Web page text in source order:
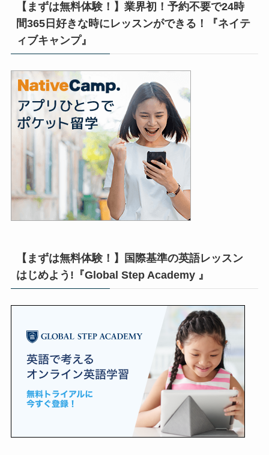
【まずは無料体験！】業界初！予約不要で24時
間365日好きな時にレッスンができる！『ネイテ
ィブキャンプ』
【まずは無料体験！】国際基準の英語レッスン
はじめよう!『Global Step Academy 』